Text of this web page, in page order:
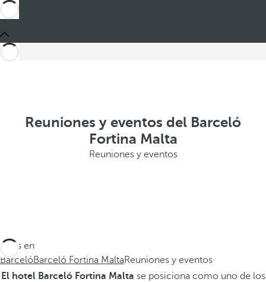
Reuniones y eventos del Barceló
Fortina Malta
Reuniones y eventos
Estás en
BarcelóBarceló Fortina MaltaReuniones y eventos
El hotel Barceló Fortina Malta se posiciona como uno de los